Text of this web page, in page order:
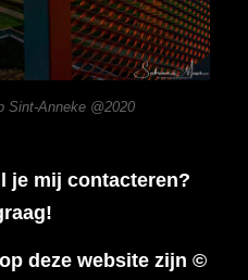
Sint-Anneke @2020
je mij contacteren?
deze website zijn ©